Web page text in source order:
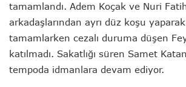
tamamlandı. Adem Koçak ve Nuri
arkadaşlarından ayrı düz koşu
tamamlarken cezalı duruma düşen
katılmadı. Sakatlığı süren Samet
tempoda idmanlara devam ediyor.